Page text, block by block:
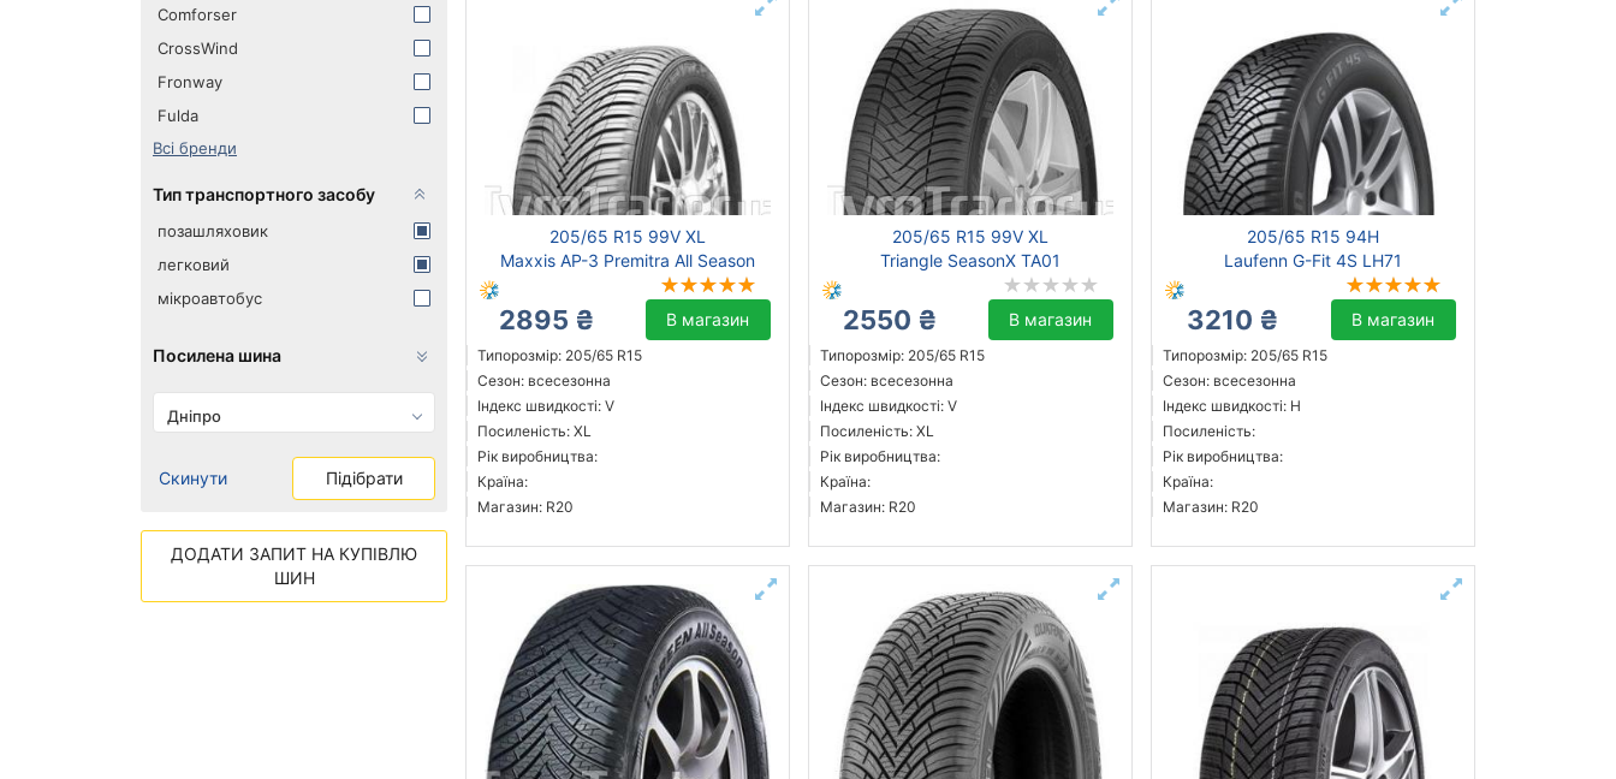
205/65 R15 99V XL
Maxxis AP-3 Premitra All Season
2895 ₴ В магазин
Типорозмір: 205/65 R15
Сезон: всесезонна
Індекс швидкості: V
Посиленість: XL
Рік виробництва:
Країна:
Магазин: R20
205/65 R15 99V XL
Triangle SeasonX TA01
2550 ₴ В магазин
Типорозмір: 205/65 R15
Сезон: всесезонна
Індекс швидкості: V
Посиленість: XL
Рік виробництва:
Країна:
Магазин: R20
205/65 R15 94H
Laufenn G-Fit 4S LH71
3210 ₴ В магазин
Типорозмір: 205/65 R15
Сезон: всесезонна
Індекс швидкості: H
Посиленість:
Рік виробництва:
Країна:
Магазин: R20
Comforser
CrossWind
Fronway
Fulda
Всі бренди
Тип транспортного засобу
позашляховик
легковий
мікроавтобус
Посилена шина
Дніпро
Скинути Підібрати
ДОДАТИ ЗАПИТ НА КУПІВЛЮ
ШИН